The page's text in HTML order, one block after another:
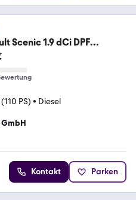
Scenic 1.9 dCi DPF
PS) • Diesel
Kontakt Parken